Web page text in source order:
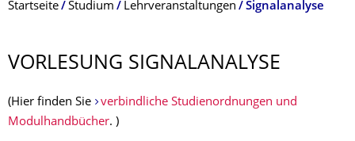
Breadcrumb-Menü
Startseite Studium Lehrveranstaltungen Signalanalyse
VORLESUNG SIGNALANALYSE
(Hier finden Sie
verbindliche Studienordnungen und
Modulhandbücher. )